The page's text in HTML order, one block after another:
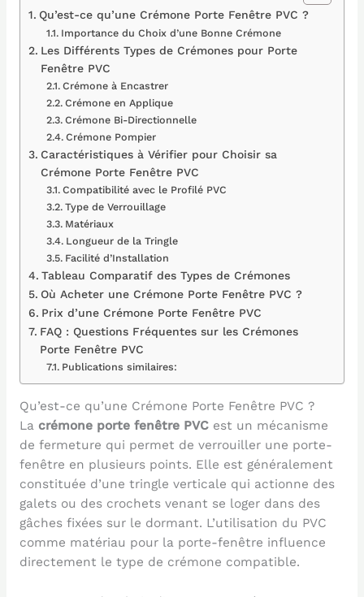
Qu’est-ce qu’une Crémone Porte Fenêtre PVC ?
Importance du Choix d’une Bonne Crémone
Les Différents Types de Crémones pour Porte
Fenêtre PVC
Crémone à Encastrer
Crémone en Applique
Crémone Bi-Directionnelle
Crémone Pompier
Caractéristiques à Vérifier pour Choisir sa
Crémone Porte Fenêtre PVC
Compatibilité avec le Profilé PVC
Type de Verrouillage
Matériaux
Longueur de la Tringle
Facilité d’Installation
Tableau Comparatif des Types de Crémones
Où Acheter une Crémone Porte Fenêtre PVC ?
Prix d’une Crémone Porte Fenêtre PVC
FAQ : Questions Fréquentes sur les Crémones
Porte Fenêtre PVC
Publications similaires:
Qu’est-ce qu’une Crémone Porte Fenêtre PVC ?
La crémone porte fenêtre PVCest un mécanisme
de fermeture qui permet de verrouiller une porte-
fenêtre en plusieurs points. Elle est généralement
constituée d’une tringle verticale qui actionne des
galets ou des crochets venant se loger dans des
gâches fixées sur le dormant. L’utilisation du PVC
comme matériau pour la porte-fenêtre influence
directement le type de crémone compatible.